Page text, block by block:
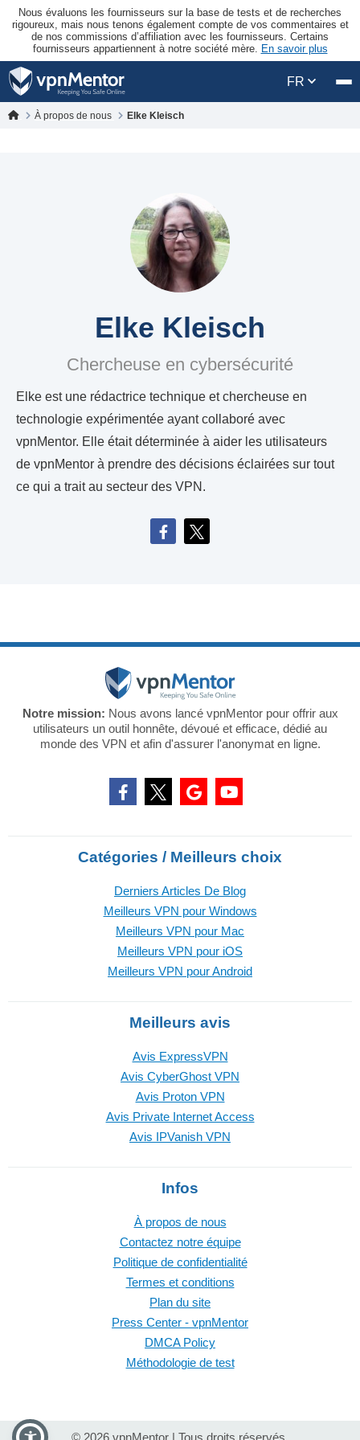
Nous évaluons les fournisseurs sur la base de tests et de recherches
rigoureux, mais nous tenons également compte de vos commentaires et
de nos commissions d’affiliation avec les fournisseurs. Certains
fournisseurs appartiennent à notre société mère. En savoir plus
FR
À propos de nous Elke Kleisch
Elke Kleisch
Chercheuse en cybersécurité
Elke est une rédactrice technique et chercheuse en
technologie expérimentée ayant collaboré avec
vpnMentor. Elle était déterminée à aider les utilisateurs
de vpnMentor à prendre des décisions éclairées sur tout
ce qui a trait au secteur des VPN.
Notre mission: Nous avons lancé vpnMentor pour offrir aux
utilisateurs un outil honnête, dévoué et efficace, dédié au
monde des VPN et afin d'assurer l'anonymat en ligne.
Catégories / Meilleurs choix
Derniers Articles De Blog
Meilleurs VPN pour Windows
Meilleurs VPN pour Mac
Meilleurs VPN pour iOS
Meilleurs VPN pour Android
Meilleurs avis
Avis ExpressVPN
Avis CyberGhost VPN
Avis Proton VPN
Avis Private Internet Access
Avis IPVanish VPN
Infos
À propos de nous
Contactez notre équipe
Politique de confidentialité
Termes et conditions
Plan du site
Press Center - vpnMentor
DMCA Policy
Méthodologie de test
© 2026 vpnMentor | Tous droits réservés.